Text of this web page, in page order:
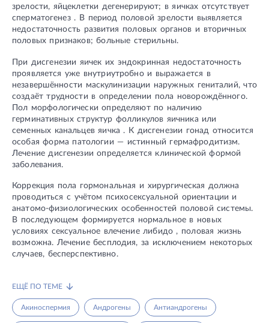
зрелости, яйцеклетки дегенерируют; в яичках отсутствует
сперматогенез . В период половой зрелости выявляется
недостаточность развития половых органов и вторичных
половых признаков; больные стерильны.
При дисгенезии яичек их эндокринная недостаточность
проявляется уже внутриутробно и выражается в
незавершённости маскулинизации наружных гениталий, что
создаёт трудности в определении пола новорождённого.
Пол морфологически определяют по наличию
герминативных структур фолликулов яичника или
семенных канальцев яичка . К дисгенезии гонад относится
особая форма патологии — истинный гермафродитизм.
Лечение дисгенезии определяется клинической формой
заболевания.
Коррекция пола гормональная и хирургическая должна
проводиться с учётом психосексуальной ориентации и
анатомо-физиологических особенностей половой системы.
В последующем формируется нормальное в новых
условиях сексуальное влечение либидо , половая жизнь
возможна. Лечение бесплодия, за исключением некоторых
случаев, бесперспективно.
ЕЩЁ ПО ТЕМЕ
Акиноспермия Андрогены Антиандрогены